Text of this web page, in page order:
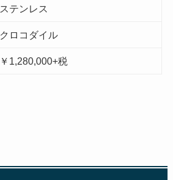
ステンレス
クロコダイル
￥1,280,000+税